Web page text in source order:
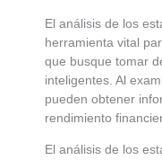
El análisis de los
herramienta vital
que busque tomar
inteligentes. Al
pueden obtener
rendimiento
El análisis de los